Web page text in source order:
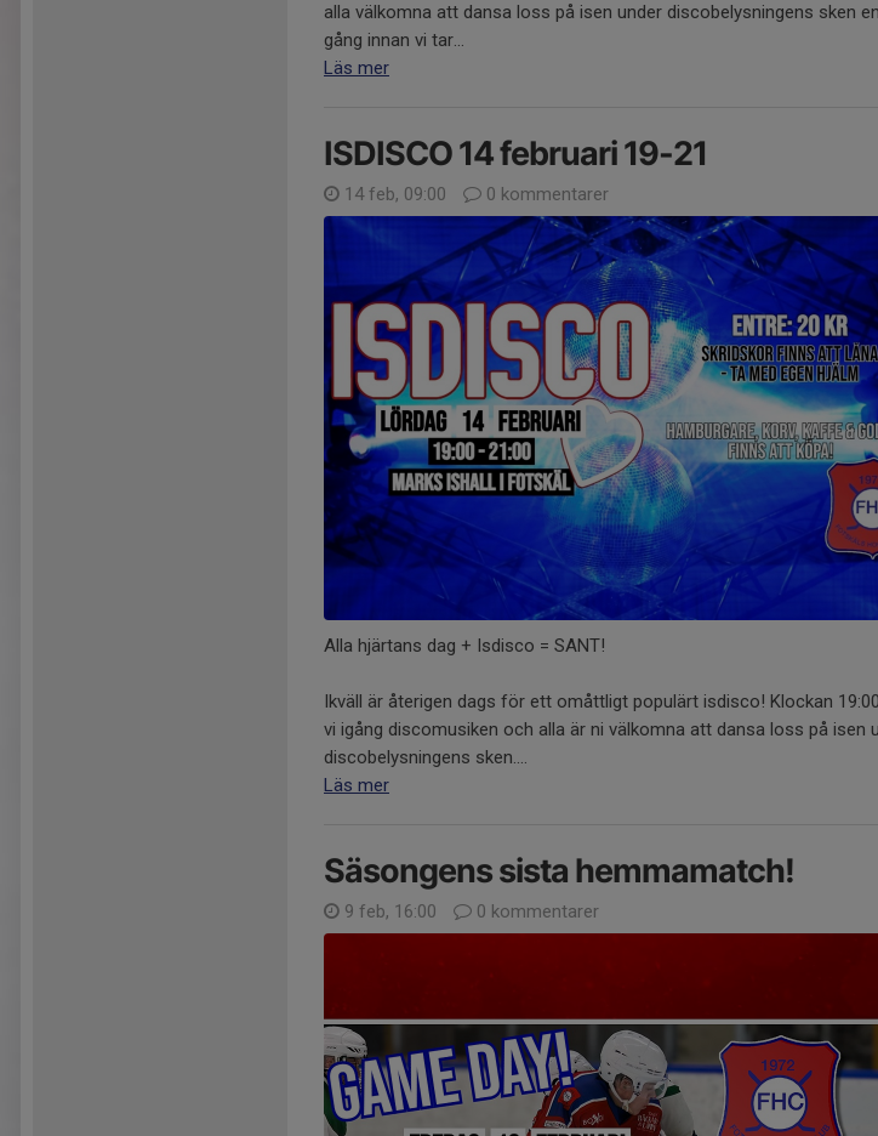
alla välkomna att dansa loss på isen under discobelysningens sken
gång innan vi tar...
Läs mer
ISDISCO 14 februari 19-21
14 feb, 09:00 0 kommentarer
Alla hjärtans dag + Isdisco = SANT!
Ikväll är återigen dags för ett omåttligt populärt isdisco! Klockan
vi igång discomusiken och alla är ni välkomna att dansa loss på isen
discobelysningens sken....
Läs mer
Säsongens sista hemmamatch!
9 feb, 16:00 0 kommentarer